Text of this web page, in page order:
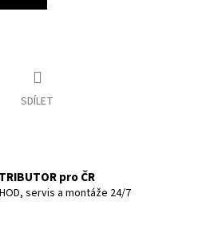
SDÍLET
pro ČR
servis a montáže 24/7